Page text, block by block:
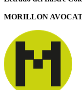
MORILLON